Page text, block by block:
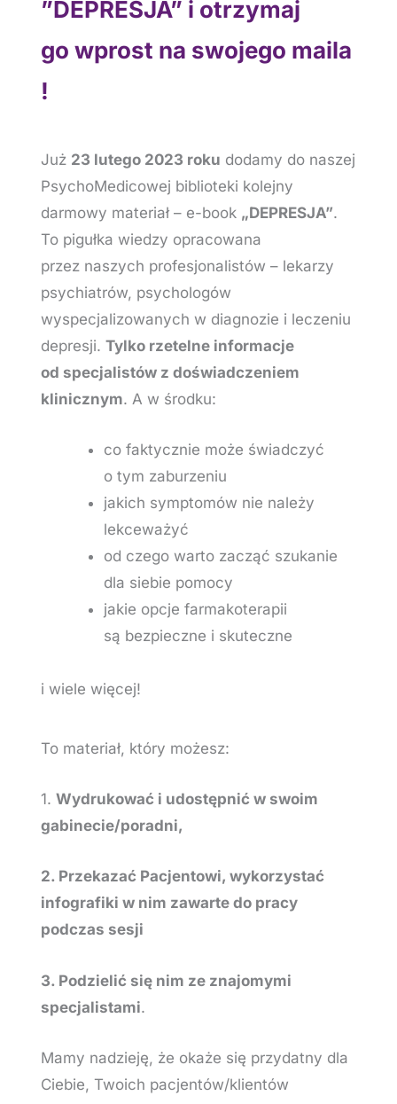
”DEPRESJA” i otrzymaj
go wprost na swojego maila
!
Już 23 lutego 2023 roku dodamy do naszej
PsychoMedicowej biblioteki kolejny
darmowy materiał – e-book „DEPRESJA”.
To pigułka wiedzy opracowana
przez naszych profesjonalistów – lekarzy
psychiatrów, psychologów
wyspecjalizowanych w diagnozie i leczeniu
depresji. Tylko rzetelne informacje
od specjalistów z doświadczeniem
klinicznym. A w środku:
co faktycznie może świadczyć
o tym zaburzeniu
jakich symptomów nie należy
lekceważyć
od czego warto zacząć szukanie
dla siebie pomocy
jakie opcje farmakoterapii
są bezpieczne i skuteczne
i wiele więcej!
To materiał, który możesz:
1. Wydrukować i udostępnić w swoim
gabinecie/poradni,
2. Przekazać Pacjentowi, wykorzystać
infografiki w nim zawarte do pracy
podczas sesji
3. Podzielić się nim ze znajomymi
specjalistami.
Mamy nadzieję, że okaże się przydatny dla
Ciebie, Twoich pacjentów/klientów